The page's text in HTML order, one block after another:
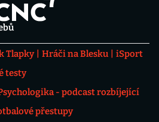
Tlapky Hráči na Blesku
iSport
testy
- podcast rozbíjející
přestupy